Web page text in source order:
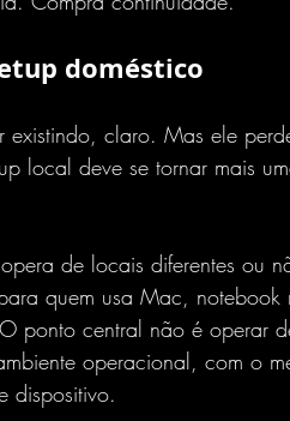
doméstico
claro. Mas ele
local deve se tornar mais
de locais diferentes ou
quem usa Mac, notebook
ponto central não é operar
operacional, com o
dispositivo.